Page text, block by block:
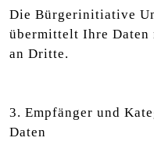
Die Bürgerinitiative
übermittelt Ihre
an Dritte.
3. Empfänger und
Daten